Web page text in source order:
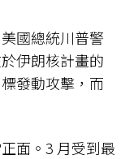
國總統川普警
伊朗核計畫的
發動攻擊，而
面。3 月受到最